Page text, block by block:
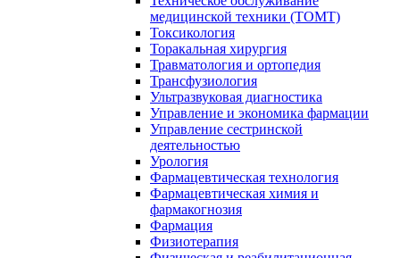
медицинской техники (ТОМТ)
Токсикология
Торакальная хирургия
Травматология и ортопедия
Трансфузиология
Ультразвуковая диагностика
Управление и экономика фармации
Управление сестринской
деятельностью
Урология
Фармацевтическая технология
Фармацевтическая химия и
фармакогнозия
Фармация
Физиотерапия